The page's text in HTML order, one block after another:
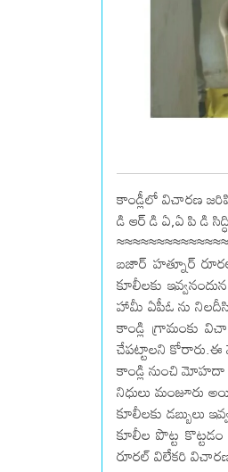
కాండ్లీలో విచారణ
డి ఆర్ డి ఏ,ఏ పి డి
బజార్ హత్నూర్
కూలీలకు
హామీ ఏపీఓ ను
కాండ్లి గ్రామంకు
చేపట్టాలని
కాండ్లి నుంచి మోహదా
నిధులు
కూలీలకు డబ్బులు
కూలీల పొట్ట
రూరల్ విలేకరి